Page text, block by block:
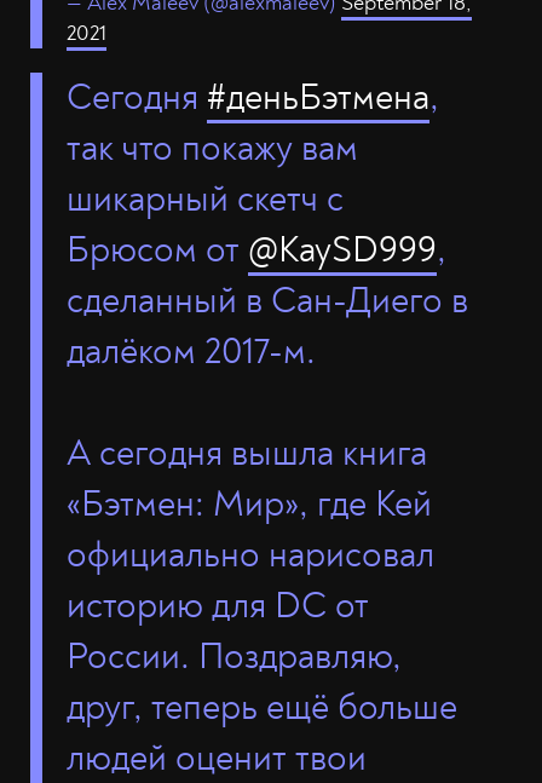
2021
Сегодня #деньБэтмена,
так что покажу вам
шикарный скетч с
Брюсом от @KaySD999,
сделанный в Сан-Диего в
далёком 2017-м.
А сегодня вышла книга
«Бэтмен: Мир», где Кей
официально нарисовал
историю для DC от
России. Поздравляю,
друг, теперь ещё больше
людей оценит твои